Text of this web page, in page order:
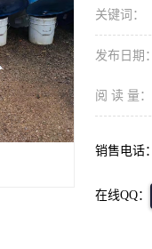
关键词：
发布日期：
阅 读 量：
销售电话：
在线QQ：